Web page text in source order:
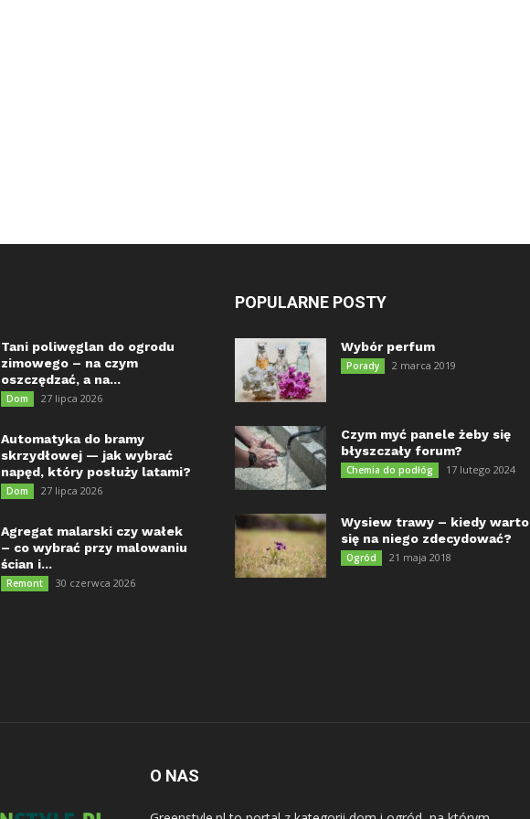
Tani poliwęglan do ogrodu
zimowego – na czym
oszczędzać, a na...
Dom 27 lipca 2026
Automatyka do bramy
skrzydłowej — jak wybrać
napęd, który posłuży latami?
Dom 27 lipca 2026
Agregat malarski czy wałek
– co wybrać przy malowaniu
ścian i...
Remont 30 czerwca 2026
POPULARNE POSTY
Wybór perfum
Porady 2 marca 2019
Czym myć panele żeby się
błyszczały forum?
Chemia do podłóg 17 lutego 2024
Wysiew trawy – kiedy warto
się na niego zdecydować?
Ogród 21 maja 2018
O NAS